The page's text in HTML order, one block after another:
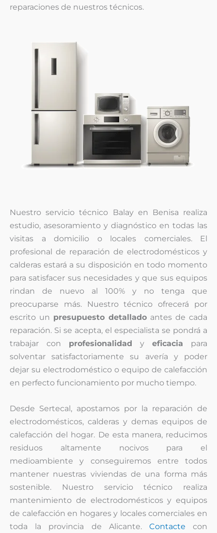
reparaciones de nuestros técnicos.
Nuestro servicio técnico Balay en Benisa realiza
estudio, asesoramiento y diagnóstico en todas las
visitas a domicilio o locales comerciales. El
profesional de reparación de electrodomésticos y
calderas estará a su disposición en todo momento
para satisfacer sus necesidades y que sus equipos
rindan de nuevo al 100% y no tenga que
preocuparse más. Nuestro técnico ofrecerá por
escrito un presupuesto detallado antes de cada
reparación. Si se acepta, el especialista se pondrá a
trabajar con profesionalidad y eficacia para
solventar satisfactoriamente su avería y poder
dejar su electrodoméstico o equipo de calefacción
en perfecto funcionamiento por mucho tiempo.
Desde Sertecal, apostamos por la reparación de
electrodomésticos, calderas y demas equipos de
calefacción del hogar. De esta manera, reducimos
residuos altamente nocivos para el
medioambiente y conseguiremos entre todos
mantener nuestras viviendas de una forma más
sostenible. Nuestro servicio técnico realiza
mantenimiento de electrodomésticos y equipos
de calefacción en hogares y locales comerciales en
toda la provincia de Alicante. Contacte con